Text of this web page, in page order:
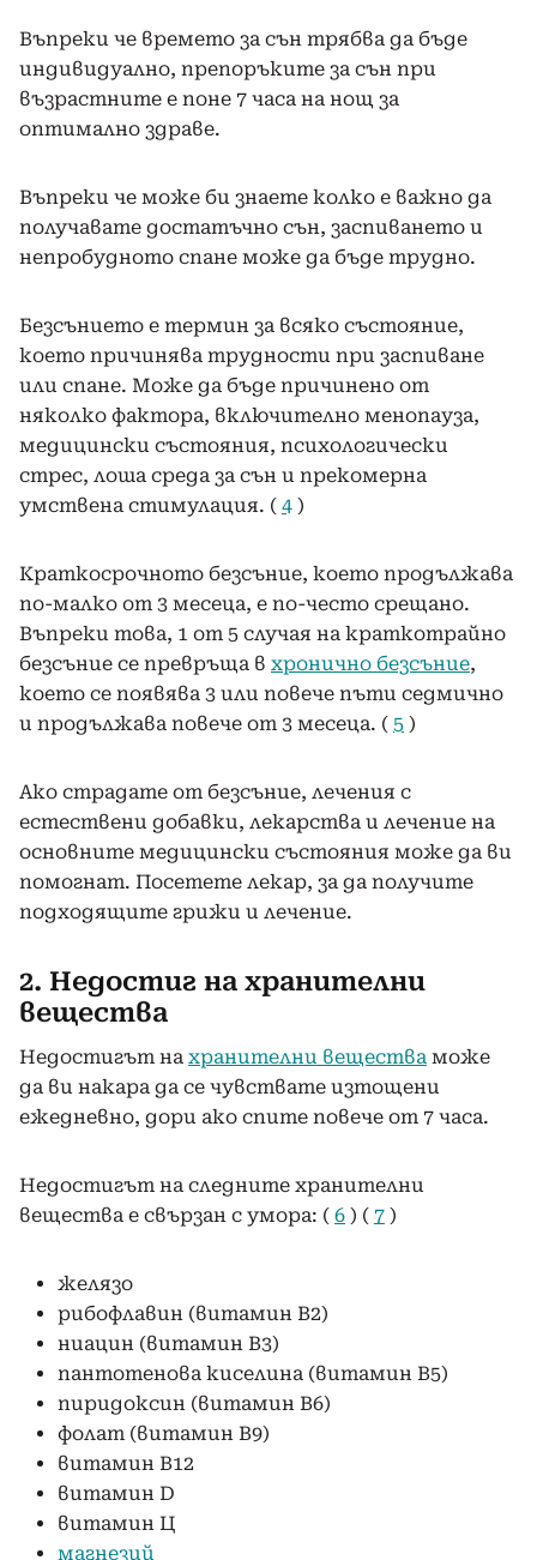
Въпреки че времето за сън трябва да бъде
индивидуално, препоръките за сън при
възрастните е поне 7 часа на нощ за
оптимално здраве.
Въпреки че може би знаете колко е важно да
получавате достатъчно сън, заспиването и
непробудното спане може да бъде трудно.
Безсънието е термин за всяко състояние,
което причинява трудности при заспиване
или спане. Може да бъде причинено от
няколко фактора, включително менопауза,
медицински състояния, психологически
стрес, лоша среда за сън и прекомерна
умствена стимулация. ( 4 )
Краткосрочното безсъние, което продължава
по-малко от 3 месеца, е по-често срещано.
Въпреки това, 1 от 5 случая на краткотрайно
безсъние се превръща в хронично безсъние,
което се появява 3 или повече пъти седмично
и продължава повече от 3 месеца. ( 5 )
Ако страдате от безсъние, лечения с
естествени добавки, лекарства и лечение на
основните медицински състояния може да ви
помогнат. Посетете лекар, за да получите
подходящите грижи и лечение.
2. Недостиг на хранителни
вещества
Недостигът на хранителни вещества може
да ви накара да се чувствате изтощени
ежедневно, дори ако спите повече от 7 часа.
Недостигът на следните хранителни
вещества е свързан с умора: ( 6 ) ( 7 )
желязо
рибофлавин (витамин B2)
ниацин (витамин B3)
пантотенова киселина (витамин B5)
пиридоксин (витамин B6)
фолат (витамин B9)
витамин B12
витамин D
витамин Ц
магнезий